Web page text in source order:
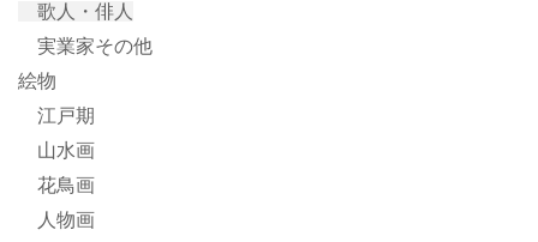
歌人・俳人
実業家その他
絵物
江戸期
山水画
花鳥画
人物画